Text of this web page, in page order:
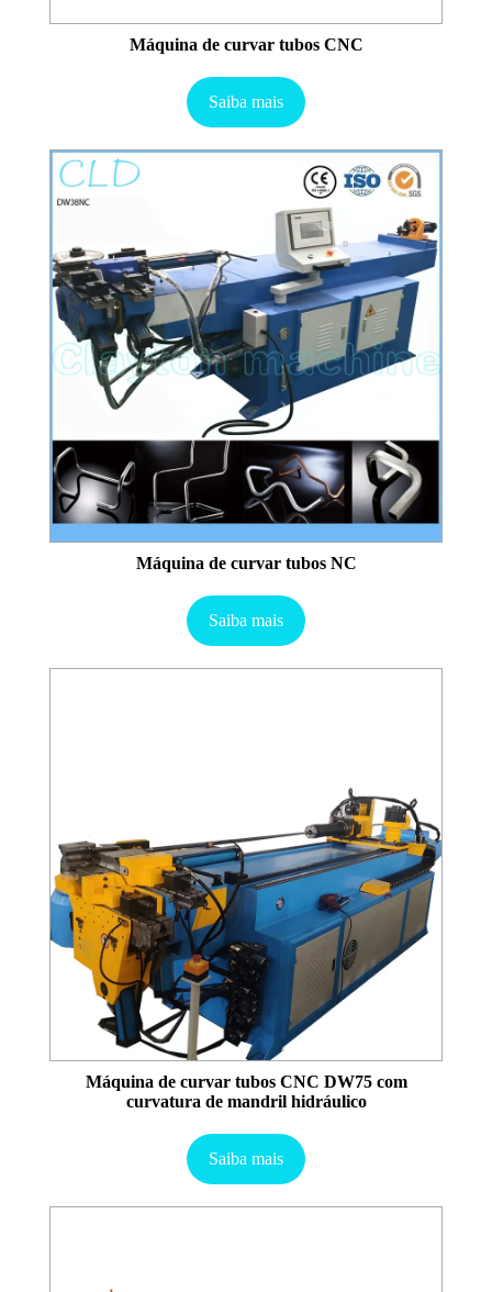
Máquina de curvar tubos CNC
Saiba mais
Máquina de curvar tubos NC
Saiba mais
Máquina de curvar tubos CNC DW75 com
curvatura de mandril hidráulico
Saiba mais